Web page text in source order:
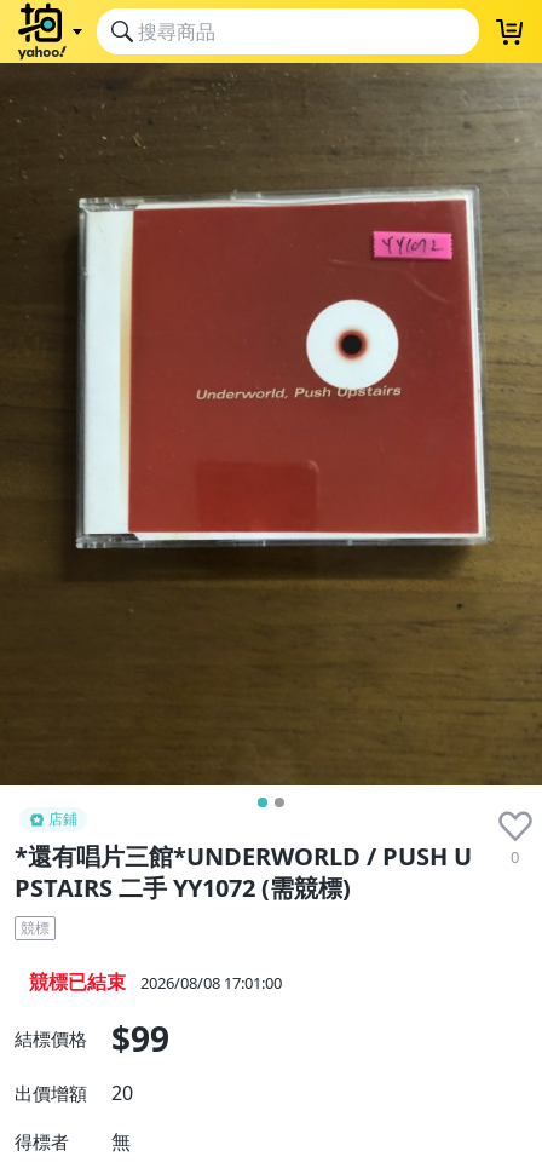
店鋪
*還有唱片三館*UNDERWORLD / PUSH U
PSTAIRS 二手 YY1072 (需競標)
0
競標
競標已結束 2026/08/08 17:01:00
結標價格 $99
出價增額 20
得標者 無